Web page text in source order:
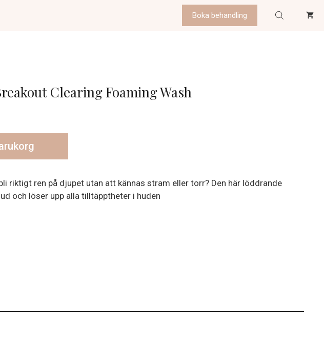
Boka behandling
Clearing Foaming Wash
riktigt ren på djupet utan att kännas stram eller torr? Den här löddrande
och löser upp alla tilltäpptheter i huden